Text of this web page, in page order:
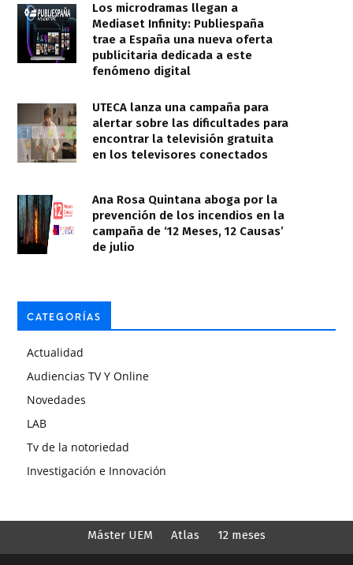
Los microdramas llegan a
Mediaset Infinity: Publiespaña
trae a España una nueva oferta
publicitaria dedicada a este
fenómeno digital
UTECA lanza una campaña para
alertar sobre las dificultades para
encontrar la televisión gratuita
en los televisores conectados
Ana Rosa Quintana aboga por la
prevención de los incendios en la
campaña de ‘12 Meses, 12 Causas’
de julio
CATEGORÍAS
Actualidad
Audiencias TV Y Online
Novedades
LAB
Tv de la notoriedad
Investigación e Innovación
Máster UEM Atlas 12 meses